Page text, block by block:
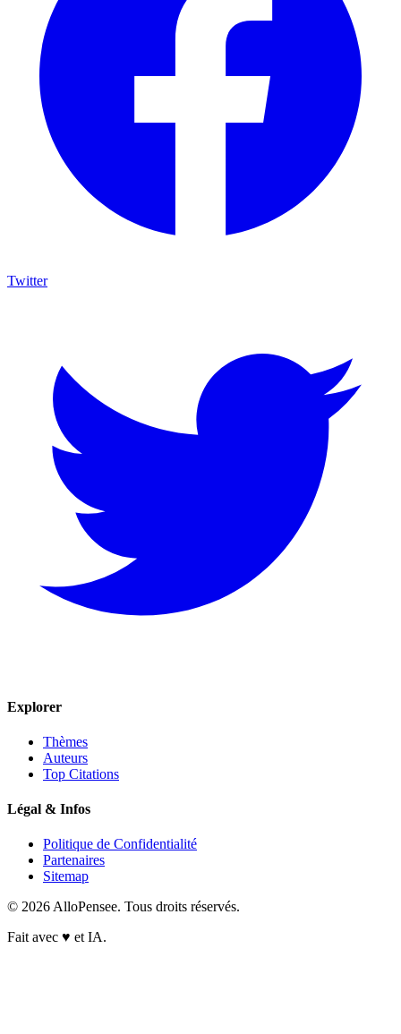
Twitter
Explorer
Thèmes
Auteurs
Top Citations
Légal & Infos
Politique de Confidentialité
Partenaires
Sitemap
© 2026 AlloPensee. Tous droits réservés.
Fait avec ♥ et IA.